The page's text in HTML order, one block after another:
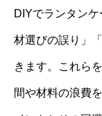
DIYでランタン
材選びの誤り」
きます。これら
間や材料の浪費